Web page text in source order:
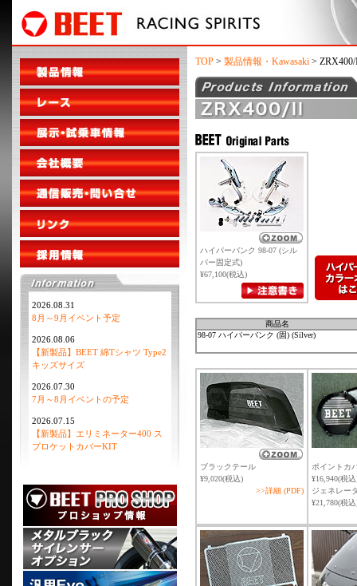
2026.08.31
8月～9月イベント予定
2026.08.06
【新製品】BEET 綿Tシャツ Type2
キッズサイズ
2026.07.30
7月～8月イベントの予定
2026.07.15
【新製品】エリミネーター400 ス
プロケットカバーKIT
TOP > 製品情報・Kawasaki >
ハイパーバンク 98-07 (シル
バー固定式)
¥67,100(税込)
商品名
98-07 ハイパーバンク (固) (Silver)
ブラックテール
¥9,020(税込)
>>詳細 (PDF)
ポイントカ
¥16,940(税
ジェネレー
¥21,780(税